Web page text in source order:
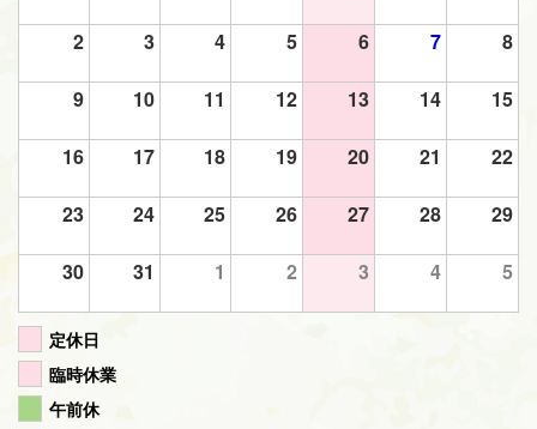
2 3 4 5 6 7 8
9 10 11 12 13 14 15
16 17 18 19 20 21 22
23 24 25 26 27 28 29
30 31 1 2 3 4 5
定休日
臨時休業
午前休